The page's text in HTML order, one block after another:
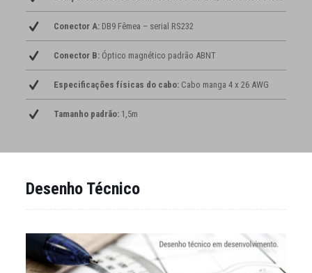
Conector A:DB9 Fêmea – serial RS232
Conector B:Óptico magnético padrão ABNT
Especificações físicas do cabo:Cabo manga 4 x 26 AWG
Tamanho padrão:1,5m
Desenho Técnico